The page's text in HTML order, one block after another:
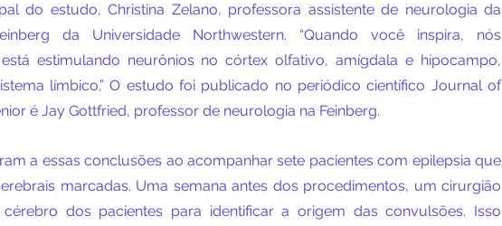
do estudo, Christina Zelano, professora assistente de neurologia da
da Universidade Northwestern. “Quando você inspira, nós
estimulando neurônios no córtex olfativo, amígdala e hipocampo,
límbico.” O estudo foi publicado no periódico científico Journal of
é Jay Gottfried, professor de neurologia na Feinberg.
a essas conclusões ao acompanhar sete pacientes com epilepsia que
marcadas. Uma semana antes dos procedimentos, um cirurgião
dos pacientes para identificar a origem das convulsões. Isso